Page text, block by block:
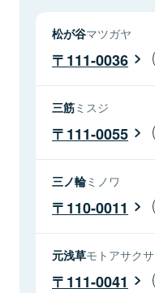
松が谷マツガヤ
111-0036
三筋ミスジ
111-0055
三ノ輪ミノワ
110-0011
元浅草モトアサクサ
111-0041